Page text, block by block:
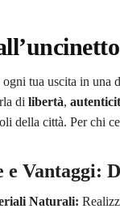
ogni tua uscita in una
di libertà,
della città. Per chi
Vantaggi:
Naturali: